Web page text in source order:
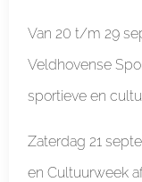
Van 20 t/m 29
Veldhovense
sportieve en
Zaterdag 21
en Cultuurweek